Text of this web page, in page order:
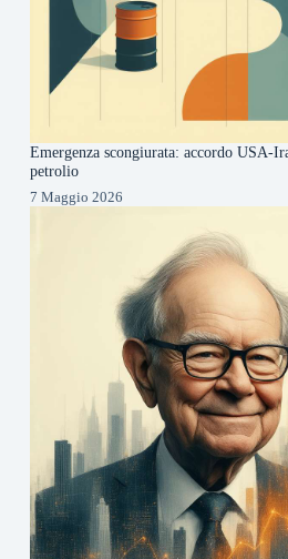
Emergenza scongiurata: accordo USA-
petrolio
7 Maggio 2026